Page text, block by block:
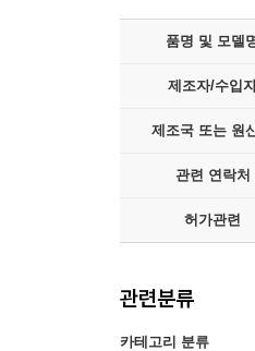
품명 및 모델
제조자/수입
제조국 또는 원
관련 연락처
허가관련
관련분류
카테고리 분류